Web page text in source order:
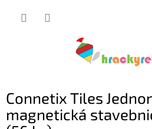
Connetix Tiles
magnetická